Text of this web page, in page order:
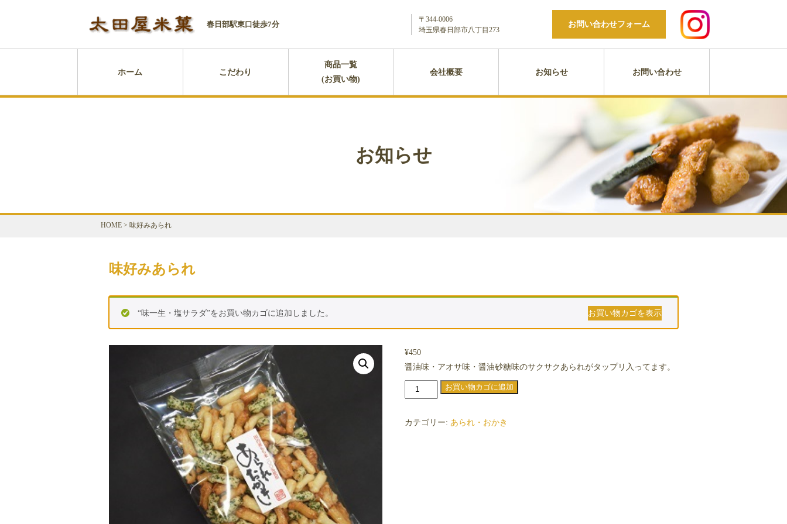
春日部駅東口徒歩7分
〒344-0006
埼玉県春日部市八丁目273
お問い合わせフォーム
ホーム こだわり
商品一覧
(お買い物)
会社概要 お知らせ お問い合わせ
お知らせ
HOME > 味好みあられ
味好みあられ
“味一生・塩サラダ”をお買い物カゴに追加しました。 お買い物カゴを表示
¥450
醤油味・アオサ味・醤油砂糖味のサクサクあられがタップリ入ってます。
好
お買い物カゴに追加
カテゴリー: あられ・おかき